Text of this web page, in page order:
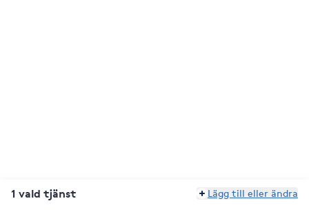
1 vald tjänst Lägg till eller ändra